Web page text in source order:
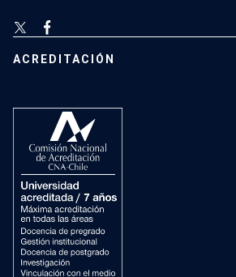
ACREDITACIÓN